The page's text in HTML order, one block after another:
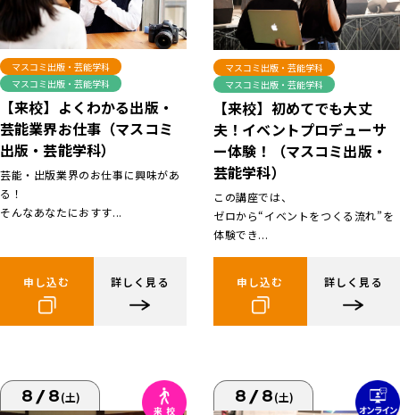
マスコミ出版・芸能学科
マスコミ出版・芸能学科
【来校】よくわかる出版・
芸能業界お仕事（マスコミ
出版・芸能学科）
芸能・出版業界のお仕事に興味があ
る！
そんなあなたにおすす...
申し込む 詳しく見る
マスコミ出版・芸能学科
マスコミ出版・芸能学科
【来校】初めてでも大丈
夫！イベントプロデューサ
ー体験！（マスコミ出版・
芸能学科）
この講座では、
ゼロから“イベントをつくる流れ”を
体験でき...
申し込む 詳しく見る
8/8(土) 8/8(土)